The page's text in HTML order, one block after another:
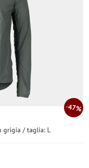
47%
grigia / taglia: L